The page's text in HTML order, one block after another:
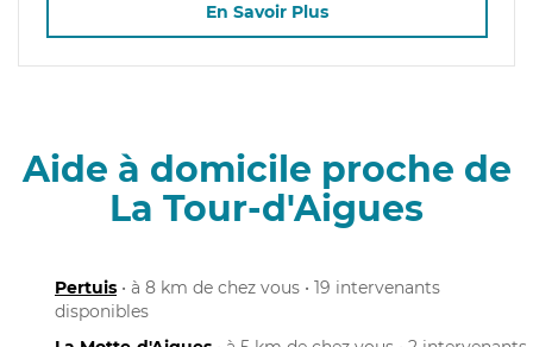
En Savoir Plus
Aide à domicile proche de
La Tour-d'Aigues
Pertuis • à 8 km de chez vous • 19 intervenants
disponibles